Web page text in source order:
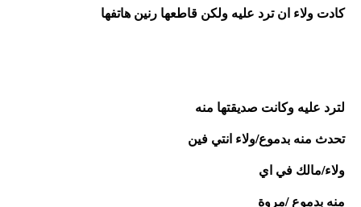
كادت ولاء ان ترد عليه ولكن قاطعها رنين هاتفها
لترد عليه وكانت صديقتها منه
تحدث منه بدموع/ولاء انتي فين
ولاء/مالك في اي
منه بدموع /مروة